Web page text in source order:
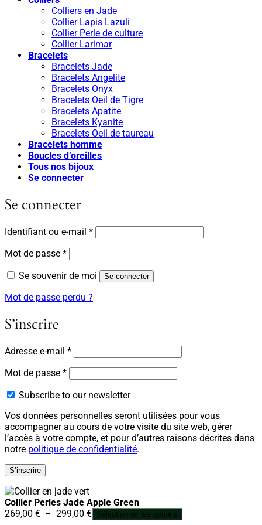
Colliers en Jade
Collier Lapis Lazuli
Collier Perle de culture
Collier Larimar
Bracelets
Bracelets Jade
Bracelets Angelite
Bracelets Onyx
Bracelets Oeil de Tigre
Bracelets Apatite
Bracelets Kyanite
Bracelets Oeil de taureau
Bracelets homme
Boucles d’oreilles
Tous nos bijoux
Se connecter
Se connecter
Identifiant ou e-mail *Obligatoire
Mot de passe *Obligatoire
Se souvenir de moi Se connecter
Mot de passe perdu ?
S’inscrire
Adresse e-mail *Obligatoire
Mot de passe *Obligatoire
Subscribe to our newsletter
Vos données personnelles seront utilisées pour vous
accompagner au cours de votre visite du site web, gérer
l’accès à votre compte, et pour d’autres raisons décrites dans
notre politique de confidentialité.
S’inscrire
Collier Perles Jade Apple Green
269,00 € – 299,00 €Plage
Sélectionner les options